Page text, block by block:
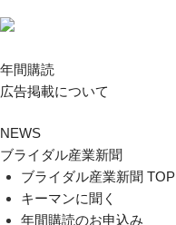
年間購読
広告掲載について
NEWS
ブライダル産業新聞
ブライダル産業新聞 TOP
キーマンに聞く
年間購読のお申込み